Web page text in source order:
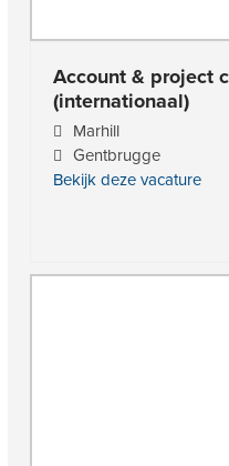
Account & project
(internationaal)
Marhill
Gentbrugge
Bekijk deze vacature